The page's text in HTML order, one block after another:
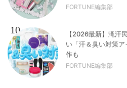
FORTUNE編集部
10
【2026最新】滝汗
い「汗＆臭い対策
作も
FORTUNE編集部